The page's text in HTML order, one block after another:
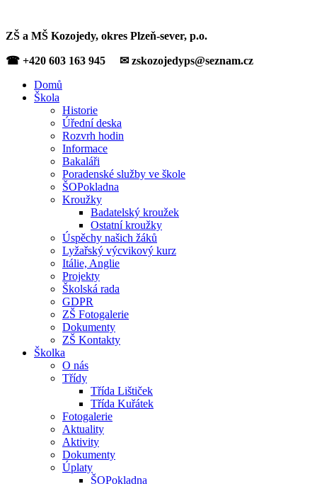
ZŠ a MŠ Kozojedy, okres Plzeň-sever, p.o.
☎ +420 603 163 945 ✉ zskozojedyps@seznam.cz
Domů
Škola
Historie
Úřední deska
Rozvrh hodin
Informace
Bakaláři
Poradenské služby ve škole
ŠOPokladna
Kroužky
Badatelský kroužek
Ostatní kroužky
Úspěchy našich žáků
Lyžařský výcvikový kurz
Itálie, Anglie
Projekty
Školská rada
GDPR
ZŠ Fotogalerie
Dokumenty
ZŠ Kontakty
Školka
O nás
Třídy
Třída Lištiček
Třída Kuřátek
Fotogalerie
Aktuality
Aktivity
Dokumenty
Úplaty
ŠOPokladna